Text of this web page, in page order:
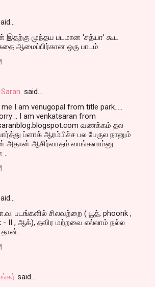
இதற்கு முந்தய படமான 'சத்யா' கூட
ஆமைப்பிர்கான ஒரு பாடம்
said…
I am venugopal from title park.....
.. I am venkatsaran from
வணக்கம் தல
ப்ளாக் ஆரம்பிச்ச பல பேருல நானும்
அதான் ஆசிர்வாதம் வாங்கலாம்னு
..
படங்களில் சிலவற்றை ( பூத், phoonk ,
- II , ஆக்), தவிர மற்றவை எல்லாம் நல்ல
தான்..
said…